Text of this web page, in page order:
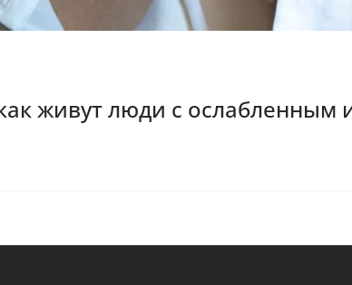
живут люди с ослабленным